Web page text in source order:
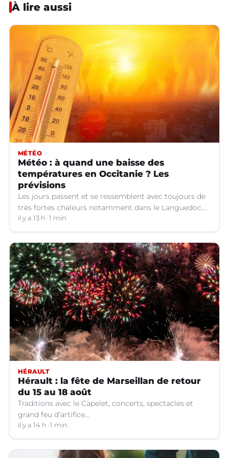
À lire aussi
MÉTÉO
Météo : à quand une baisse des
températures en Occitanie ? Les
prévisions
Les jours passent et se ressemblent avec toujours de
très fortes chaleurs notamment dans le Languedoc.
Jusqu’à quand ?
il y a 13 h 1 min
HÉRAULT
Hérault : la fête de Marseillan de retour
du 15 au 18 août
Traditions avec le Capelet, concerts, spectacles et
grand feu d’artifice...
il y a 14 h 1 min